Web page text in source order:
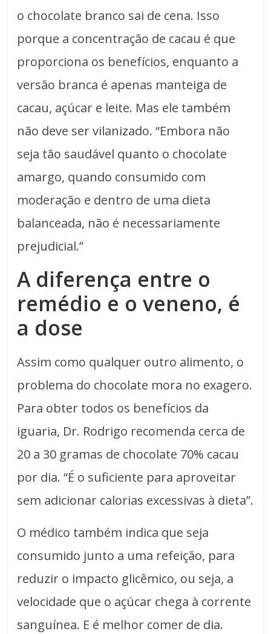
o chocolate branco sai de cena. Isso
porque a concentração de cacau é que
proporciona os benefícios, enquanto a
versão branca é apenas manteiga de
cacau, açúcar e leite. Mas ele também
não deve ser vilanizado. “Embora não
seja tão saudável quanto o chocolate
amargo, quando consumido com
moderação e dentro de uma dieta
balanceada, não é necessariamente
prejudicial.”
A diferença entre o
remédio e o veneno, é
a dose
Assim como qualquer outro alimento, o
problema do chocolate mora no exagero.
Para obter todos os benefícios da
iguaria, Dr. Rodrigo recomenda cerca de
20 a 30 gramas de chocolate 70% cacau
por dia. “É o suficiente para aproveitar
sem adicionar calorias excessivas à dieta”.
O médico também indica que seja
consumido junto a uma refeição, para
reduzir o impacto glicêmico, ou seja, a
velocidade que o açúcar chega à corrente
sanguínea. E é melhor comer de dia.